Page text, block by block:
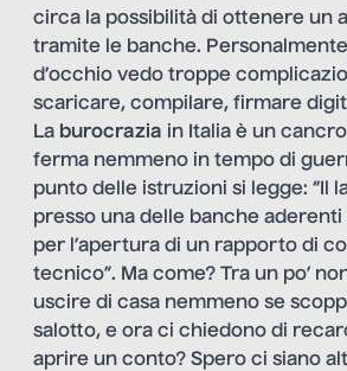
circa la possibilità di ottenere un
tramite le banche.
d’occhio vedo troppe
scaricare, compilare, firmare
La burocrazia in Italia è un
ferma nemmeno in tempo di
punto delle istruzioni si legge: “Il
presso una delle banche aderenti
per l’apertura di un rapporto di
tecnico”. Ma come? Tra un po’
uscire di casa nemmeno se
salotto, e ora ci chiedono di
aprire un conto? Spero ci siano